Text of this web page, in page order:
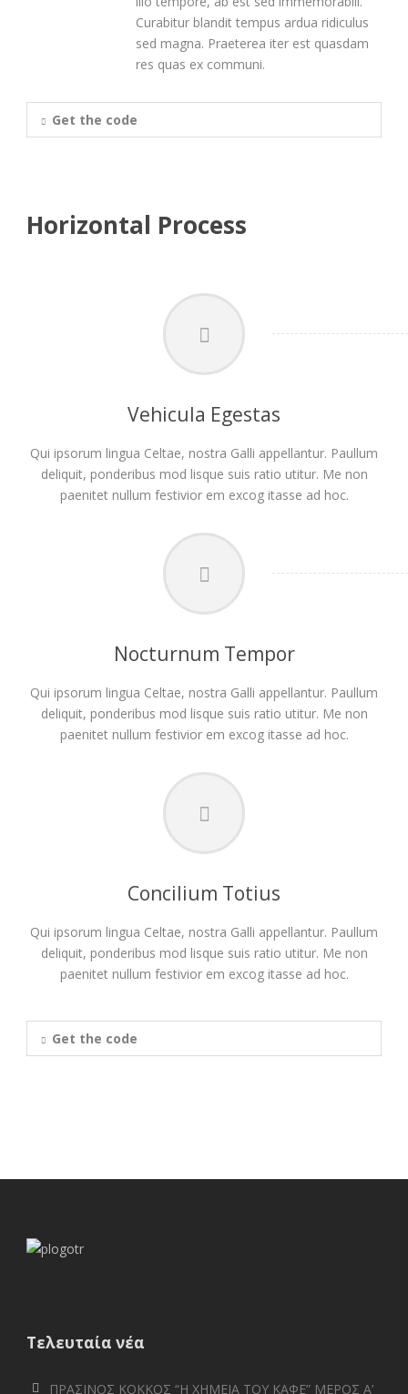
Curabitur blandit tempus ardua ridiculus
sed magna. Praeterea iter est quasdam
res quas ex communi.
Get the code
Horizontal Process
Vehicula Egestas
Qui ipsorum lingua Celtae, nostra Galli appellantur. Paullum
deliquit, ponderibus mod lisque suis ratio utitur. Me non
paenitet nullum festivior em excog itasse ad hoc.
Nocturnum Tempor
Qui ipsorum lingua Celtae, nostra Galli appellantur. Paullum
deliquit, ponderibus mod lisque suis ratio utitur. Me non
paenitet nullum festivior em excog itasse ad hoc.
Concilium Totius
Qui ipsorum lingua Celtae, nostra Galli appellantur. Paullum
deliquit, ponderibus mod lisque suis ratio utitur. Me non
paenitet nullum festivior em excog itasse ad hoc.
Get the code
Τελευταία νέα
ΠΡΑΣΙΝΟΣ ΚΟΚΚΟΣ “Η ΧΗΜΕΙΑ ΤΟΥ ΚΑΦΕ” ΜΕΡΟΣ Α’